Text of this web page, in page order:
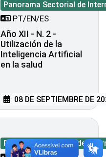
Panorama Sectorial de
PT/EN/ES
Año XII - N. 2 -
Utilización de la
Inteligencia Artificial
en la salud
08 DE SEPTIEMBRE DE
Panorama Sectorial de